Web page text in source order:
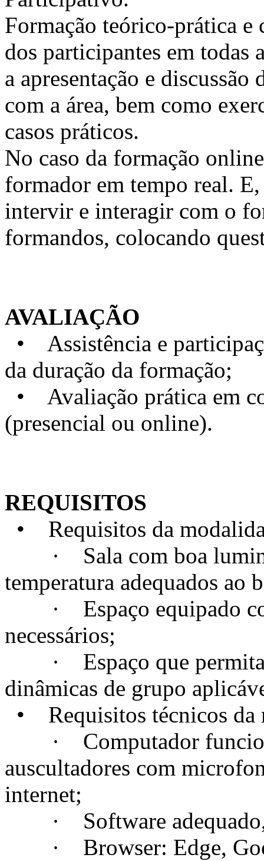
Formação teórico-prática e
dos participantes em todas
a apresentação e
com a área, bem como
casos práticos.
No caso da formação
formador em tempo real.
intervir e interagir com o
formandos, colocando
AVALIAÇÃO
• Assistência e
da duração da formação;
• Avaliação prática em
(presencial ou online).
REQUISITOS
• Requisitos da
· Sala com boa
temperatura adequados ao
· Espaço equipado
necessários;
· Espaço que permita
dinâmicas de grupo
• Requisitos técnicos da
· Computador
auscultadores com
internet;
· Software adequado,
· Browser: Edge,